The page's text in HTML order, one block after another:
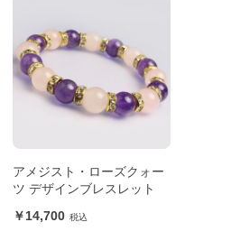
アメジスト・ローズクォー
ツ デザインブレスレット
14,700